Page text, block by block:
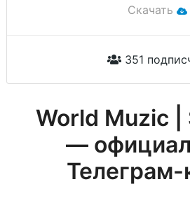
Скачать
351
World Muzic |
—
Телеграм-